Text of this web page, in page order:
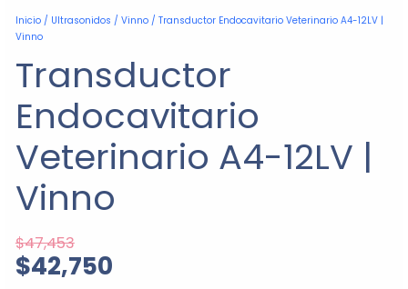
Inicio/ Ultrasonidos / Vinno/ Transductor Endocavitario Veterinario A4-12LV |
Vinno
Transductor
Endocavitario
Veterinario A4-12LV |
Vinno
$47,453
El
precio
era:
$47,453.
$42,750
El
precio
es:
$42,750.
Transductor
Endocavitario
A4-
12LV
Vinno